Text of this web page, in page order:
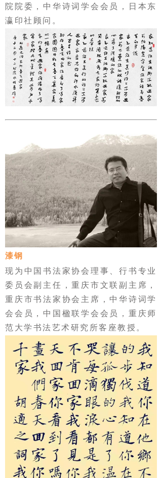
院院委，中华诗词学会会员，日本东
瀛印社顾问。
漆钢
现为中国书法家协会理事、行书专业
委员会副主任，重庆市文联副主席，
重庆市书法家协会主席，中华诗词学
会会员，中国楹联学会会员，重庆师
范大学书法艺术研究所客座教授。